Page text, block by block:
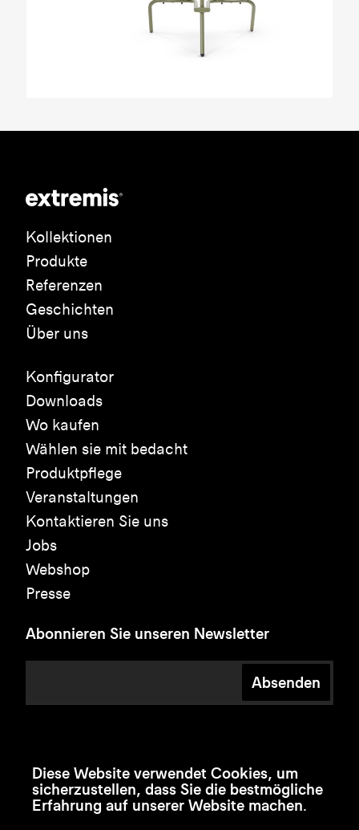
Kollektionen
Produkte
Referenzen
Geschichten
Über uns
Konfigurator
Downloads
Wo kaufen
Wählen sie mit bedacht
Produktpflege
Veranstaltungen
Kontaktieren Sie uns
Jobs
Webshop
Presse
Abonnieren Sie unseren Newsletter
Absenden
Diese Website verwendet Cookies, um
sicherzustellen, dass Sie die bestmögliche
Erfahrung auf unserer Website machen.